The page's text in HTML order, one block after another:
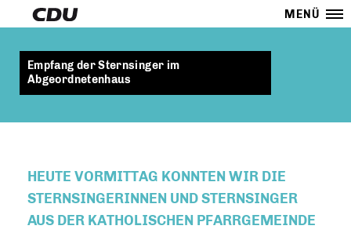
MENÜ
Empfang der Sternsinger im
Abgeordnetenhaus
HEUTE VORMITTAG KONNTEN WIR DIE
STERNSINGERINNEN UND STERNSINGER
AUS DER KATHOLISCHEN PFARRGEMEINDE